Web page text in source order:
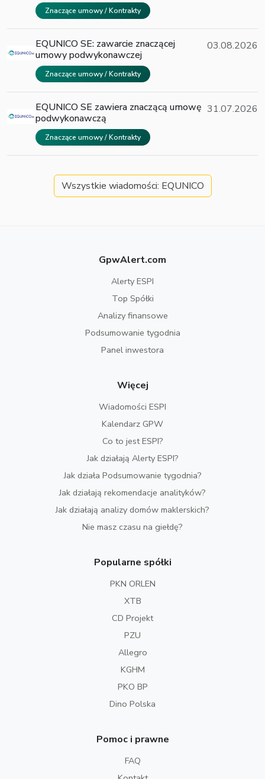
Znaczące umowy / Kontrakty
EQUNICO SE: zawarcie znaczącej
umowy podwykonawczej
Znaczące umowy / Kontrakty
03.08.2026
EQUNICO SE zawiera znaczącą umowę
podwykonawczą
Znaczące umowy / Kontrakty
31.07.2026
Wszystkie wiadomości: EQUNICO
GpwAlert.com
Alerty ESPI
Top Spółki
Analizy finansowe
Podsumowanie tygodnia
Panel inwestora
Więcej
Wiadomości ESPI
Kalendarz GPW
Co to jest ESPI?
Jak działają Alerty ESPI?
Jak działa Podsumowanie tygodnia?
Jak działają rekomendacje analityków?
Jak działają analizy domów maklerskich?
Nie masz czasu na giełdę?
Popularne spółki
PKN ORLEN
XTB
CD Projekt
PZU
Allegro
KGHM
PKO BP
Dino Polska
Pomoc i prawne
FAQ